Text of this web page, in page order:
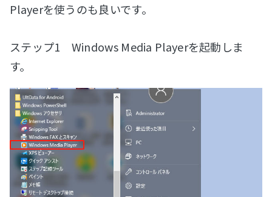
Playerを使うのも良いです。
ステップ1 Windows Media Playerを起動しま
す。